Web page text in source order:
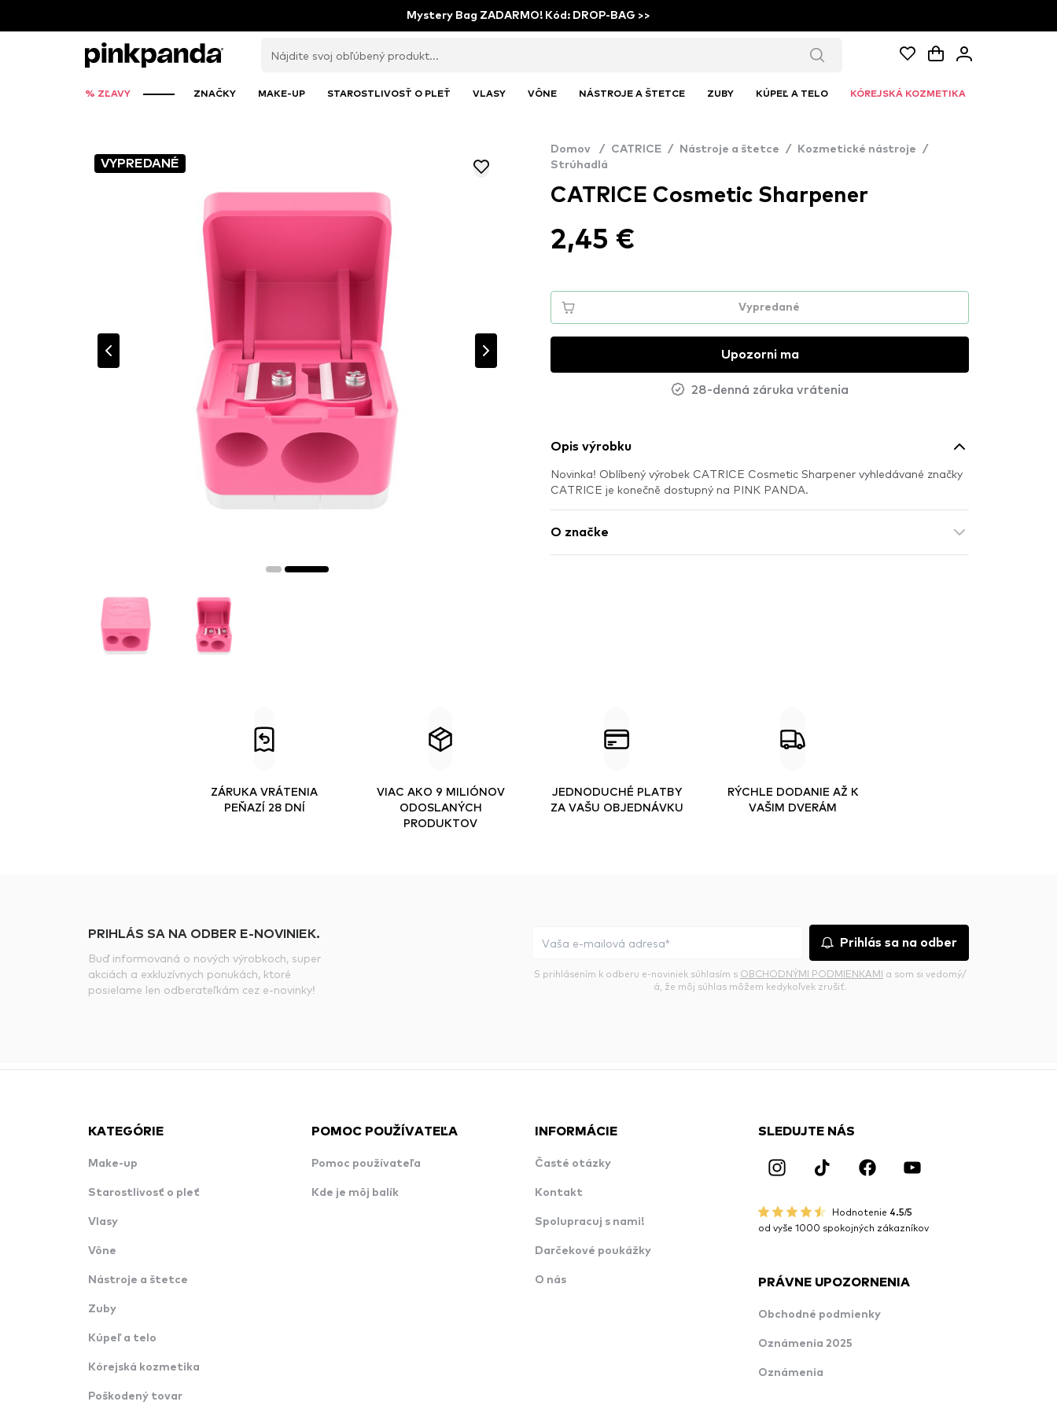
Mystery Bag ZADARMO! Kód: DROP-BAG >>
% ZĽAVY ZNAČKY MAKE-UP STAROSTLIVOSŤ O PLEŤ VLASY VÔNE NÁSTROJE A ŠTETCE ZUBY KÚPEĽ A TELO KÓREJSKÁ KOZMETIKA
VYPREDANÉ
Domov / CATRICE / Nástroje a štetce / Kozmetické nástroje
/
Strúhadlá
CATRICE Cosmetic Sharpener
2,45 €
Vypredané
Upozorni ma
28-denná záruka vrátenia
Opis výrobku
Novinka! Oblíbený výrobek CATRICE Cosmetic Sharpener vyhledávané značky
CATRICE je konečně dostupný na PINK PANDA.
O značke
ZÁRUKA VRÁTENIA
PEŇAZÍ 28 DNÍ
VIAC AKO 9 MILIÓNOV
ODOSLANÝCH
PRODUKTOV
JEDNODUCHÉ PLATBY
ZA VAŠU OBJEDNÁVKU
RÝCHLE DODANIE AŽ K
VAŠIM DVERÁM
PRIHLÁS SA NA ODBER E-NOVINIEK.
Buď informovaná o nových výrobkoch, super
akciách a exkluzívnych ponukách, ktoré
posielame len odberateľkám cez e-novinky!
Prihlás sa na odber
S prihlásením k odberu e-noviniek súhlasím s OBCHODNÝMI PODMIENKAMI a som si vedomý/
á, že môj súhlas môžem kedykoľvek zrušiť.
KATEGÓRIE
Make-up
Starostlivosť o pleť
Vlasy
Vône
Nástroje a štetce
Zuby
Kúpeľ a telo
Kórejská kozmetika
Poškodený tovar
POMOC POUŽÍVATEĽA
Pomoc používateľa
Kde je môj balík
INFORMÁCIE
Časté otázky
Kontakt
Spolupracuj s nami!
Darčekové poukážky
O nás
SLEDUJTE NÁS
Hodnotenie 4.5/5
od vyše 1000 spokojných zákazníkov
PRÁVNE UPOZORNENIA
Obchodné podmienky
Oznámenia 2025
Oznámenia